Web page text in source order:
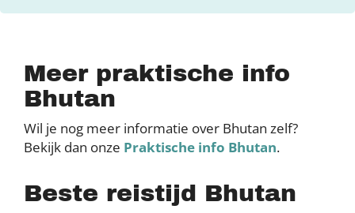
Meer praktische info
Bhutan
Wil je nog meer informatie over Bhutan zelf?
Bekijk dan onze Praktische info Bhutan.
Beste reistijd Bhutan